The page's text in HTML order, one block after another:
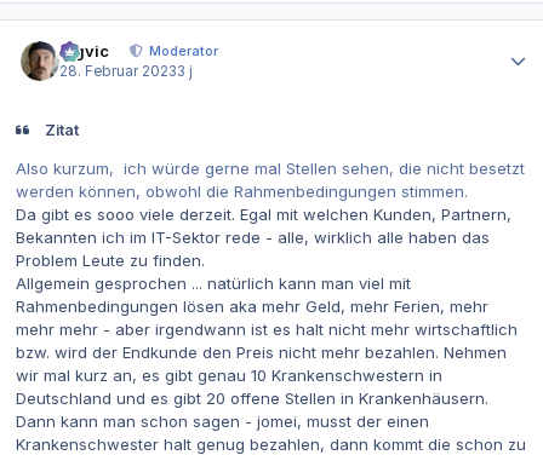
bigvic
Moderator
28. Februar 20233 j
Zitat
Also kurzum, ich würde gerne mal Stellen sehen, die nicht besetzt
werden können, obwohl die Rahmenbedingungen stimmen.
Da gibt es sooo viele derzeit. Egal mit welchen Kunden, Partnern,
Bekannten ich im IT-Sektor rede - alle, wirklich alle haben das
Problem Leute zu finden.
Allgemein gesprochen ... natürlich kann man viel mit
Rahmenbedingungen lösen aka mehr Geld, mehr Ferien, mehr
mehr mehr - aber irgendwann ist es halt nicht mehr wirtschaftlich
bzw. wird der Endkunde den Preis nicht mehr bezahlen. Nehmen
wir mal kurz an, es gibt genau 10 Krankenschwestern in
Deutschland und es gibt 20 offene Stellen in Krankenhäusern.
Dann kann man schon sagen - jomei, musst der einen
Krankenschwester halt genug bezahlen, dann kommt die schon zu